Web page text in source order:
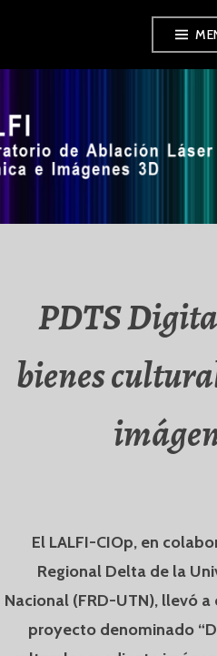
LALFI
PDTS
bienes
El LALFI-CIOp, en
Regional Delta de la
Nacional (FRD-UTN), llevó
proyecto denominado